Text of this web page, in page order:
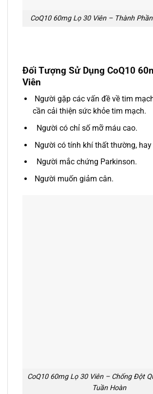
CoQ10 60mg Lọ 30 Viên – Thành
Đối Tượng Sử Dụng CoQ10
Viên
Người gặp các vấn đề về tim
cần cải thiện sức khỏe tim mạch.
Người có chỉ số mỡ máu cao.
Người có tính khí thất thường, hay
Người mắc chứng Parkinson.
Người muốn giảm cân.
CoQ10 60mg Lọ 30 Viên – Chống Đột
Tuần Hoàn